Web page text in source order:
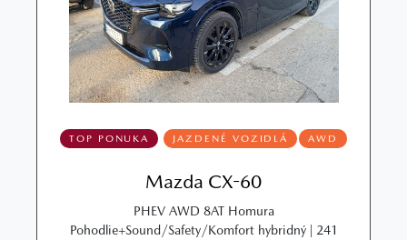
TOP PONUKA JAZDENÉ VOZIDLÁ AWD
Mazda CX-60
PHEV AWD 8AT Homura
Pohodlie+Sound/Safety/Komfort hybridný | 241